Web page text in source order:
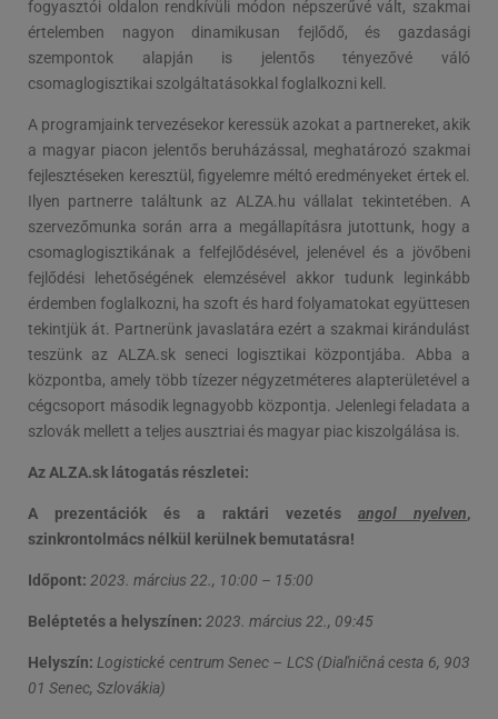
fogyasztói oldalon rendkívüli módon népszerűvé vált, szakmai
értelemben nagyon dinamikusan fejlődő, és gazdasági
szempontok alapján is jelentős tényezővé váló
csomaglogisztikai szolgáltatásokkal foglalkozni kell.
A programjaink tervezésekor keressük azokat a partnereket, akik
a magyar piacon jelentős beruházással, meghatározó szakmai
fejlesztéseken keresztül, figyelemre méltó eredményeket értek el.
Ilyen partnerre találtunk az ALZA.hu vállalat tekintetében. A
szervezőmunka során arra a megállapításra jutottunk, hogy a
csomaglogisztikának a felfejlődésével, jelenével és a jövőbeni
fejlődési lehetőségének elemzésével akkor tudunk leginkább
érdemben foglalkozni, ha szoft és hard folyamatokat együttesen
tekintjük át. Partnerünk javaslatára ezért a szakmai kirándulást
teszünk az ALZA.sk seneci logisztikai központjába. Abba a
központba, amely több tízezer négyzetméteres alapterületével a
cégcsoport második legnagyobb központja. Jelenlegi feladata a
szlovák mellett a teljes ausztriai és magyar piac kiszolgálása is.
Az ALZA.sk látogatás részletei:
A prezentációk és a raktári vezetés angol nyelven,
szinkrontolmács nélkül kerülnek bemutatásra!
Időpont: 2023. március 22., 10:00 – 15:00
Beléptetés a helyszínen: 2023. március 22., 09:45
Helyszín: Logistické centrum Senec – LCS (Diaľničná cesta 6, 903
01 Senec, Szlovákia)